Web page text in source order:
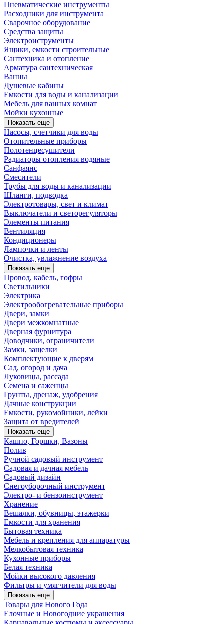
Пневматические инструменты
Расходники для инструмента
Сварочное оборудование
Средства защиты
Электроиструменты
Ящики, емкости строительные
Сантехника и отопление
Арматура сантехническая
Ванны
Душевые кабины
Емкости для воды и канализации
Мебель для ванных комнат
Мойки кухонные
Показать еще
Насосы, счетчики для воды
Отопительные приборы
Полотенцесушители
Радиаторы отопления водяные
Санфаянс
Смесители
Трубы для воды и канализации
Шланги, подводка
Электротовары, свет и климат
Выключатели и светорегуляторы
Элементы питания
Вентиляция
Кондиционеры
Лампочки и ленты
Очистка, увлажнение воздуха
Показать еще
Провод, кабель, гофры
Светильники
Электрика
Электрообогревательные приборы
Двери, замки
Двери межкомнатные
Дверная фурнитура
Доводчики, ограничители
Замки, защелки
Комплектующие к дверям
Сад, огород и дача
Луковицы, рассада
Семена и саженцы
Грунты, дренаж, удобрения
Дачные конструкции
Емкости, рукомойники, лейки
Защита от вредителей
Показать еще
Кашпо, Горшки, Вазоны
Полив
Ручной садовый инструмент
Садовая и дачная мебель
Садовый дизайн
Снегоуборочный инструмент
Электро- и бензоинструмент
Хранение
Вешалки, обувницы, этажерки
Емкости для хранения
Бытовая техника
Мебель и крепления для аппаратуры
Мелкобытовая техника
Кухонные приборы
Белая техника
Мойки высокого давления
Фильтры и умягчители для воды
Показать еще
Товары для Нового Года
Елочные и Новогодние украшения
Карнавальные костюмы и аксессуары